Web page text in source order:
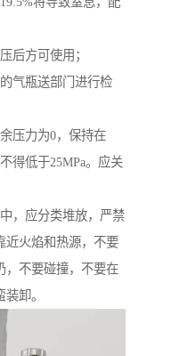
后方可使用；
气瓶送部门进行检
压力为0，保持在
得低于25MPa。应关
，应分类堆放，严禁
近火焰和热源，不要
，不要碰撞，不要在
卸。